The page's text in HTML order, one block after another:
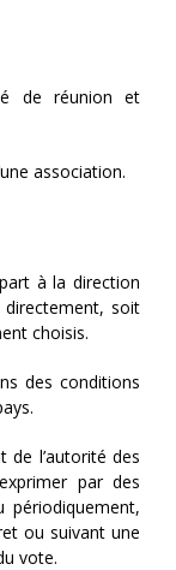
de réunion et
association.
à la direction
soit
choisis.
des conditions
l’autorité des
par des
périodiquement,
ou suivant une
vote.